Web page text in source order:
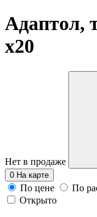
Адаптол,
x20
Нет в продаже
0 На карте
По цене
По
Открыто